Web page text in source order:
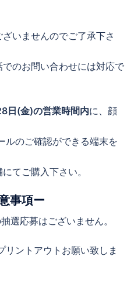
いませんのでご了承下さ
のお問い合わせには対応で
日(金)の営業時間内に、顔
ルのご確認ができる端末を
てご購入下さい。
事項ー
選応募はございません。
リントアウトお願い致しま